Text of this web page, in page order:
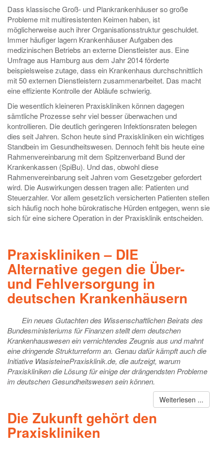
Dass klassische Groß- und Plankrankenhäuser so große
Probleme mit multiresistenten Keimen haben, ist
möglicherweise auch ihrer Organisationsstruktur geschuldet.
Immer häufiger lagern Krankenhäuser Aufgaben des
medizinischen Betriebs an externe Dienstleister aus. Eine
Umfrage aus Hamburg aus dem Jahr 2014 förderte
beispielsweise zutage, dass ein Krankenhaus durchschnittlich
mit 50 externen Dienstleistern zusammenarbeitet. Das macht
eine effiziente Kontrolle der Abläufe schwierig.
Die wesentlich kleineren Praxiskliniken können dagegen
sämtliche Prozesse sehr viel besser überwachen und
kontrollieren. Die deutlich geringeren Infektionsraten belegen
dies seit Jahren. Schon heute sind Praxiskliniken ein wichtiges
Standbein im Gesundheitswesen. Dennoch fehlt bis heute eine
Rahmenvereinbarung mit dem Spitzenverband Bund der
Krankenkassen (SpiBu). Und das, obwohl diese
Rahmenvereinbarung seit Jahren vom Gesetzgeber gefordert
wird. Die Auswirkungen dessen tragen alle: Patienten und
Steuerzahler. Vor allem gesetzlich versicherten Patienten stellen
sich häufig noch hohe bürokratische Hürden entgegen, wenn sie
sich für eine sichere Operation in der Praxisklinik entscheiden.
Praxiskliniken – DIE
Alternative gegen die Über-
und Fehlversorgung in
deutschen Krankenhäusern
Ein neues Gutachten des Wissenschaftlichen Beirats des
Bundesministeriums für Finanzen stellt dem deutschen
Krankenhauswesen ein vernichtendes Zeugnis aus und mahnt
eine dringende Strukturreform an. Genau dafür kämpft auch die
Initiative WasisteinePraxisklinik.de, die aufzeigt, warum
Praxiskliniken die Lösung für einige der drängendsten Probleme
im deutschen Gesundheitswesen sein können.
Weiterlesen ...
Die Zukunft gehört den
Praxiskliniken